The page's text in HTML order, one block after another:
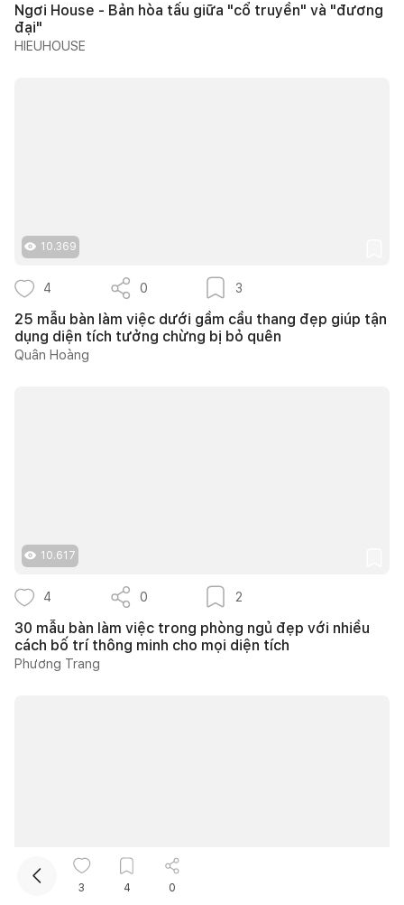
Ngơi House - Bản hòa tấu giữa "cổ truyền" và "đương
đại"
HIEUHOUSE
10.369
4 0 3
25 mẫu bàn làm việc dưới gầm cầu thang đẹp giúp tận
dụng diện tích tưởng chừng bị bỏ quên
Quân Hoàng
10.617
4 0 2
30 mẫu bàn làm việc trong phòng ngủ đẹp với nhiều
cách bố trí thông minh cho mọi diện tích
Phương Trang
43.304
3 4 0